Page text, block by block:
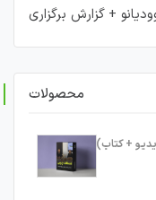
+ گزارش برگزاری
محصولات
+ کتاب)